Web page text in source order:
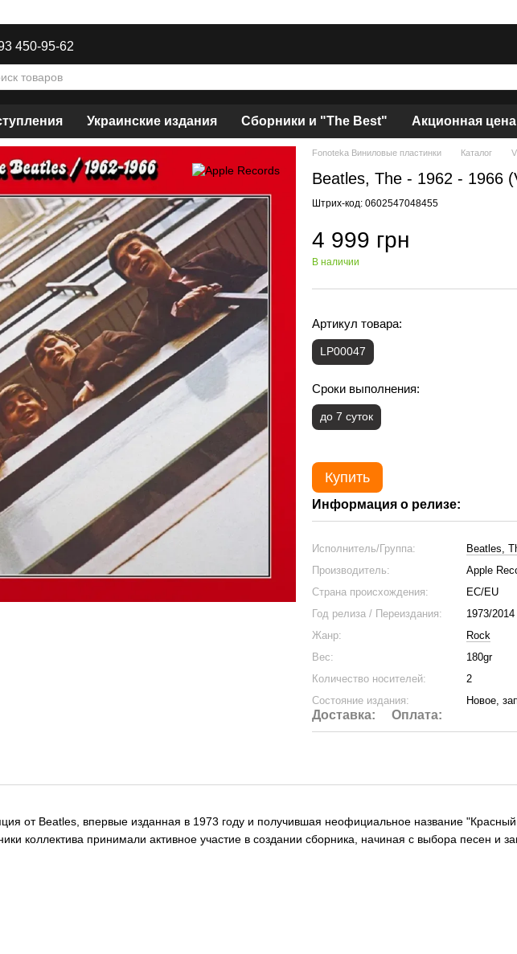
450-95-62
Украинские издания Сборники и "The Best" Акционная цена
Fonoteka Виниловые пластинки Каталог
Beatles, The - 1962 - 1966
Штрих-код: 0602547048455
4 999 грн
В наличии
Артикул товара:
LP00047
Сроки выполнения:
до 7 суток
Купить
Информация о релизе:
Исполнитель/Группа:
Beatles,
Производитель:
Apple
Страна происхождения:
ЕС/EU
Год релиза / Переиздания:
1973/2014
Жанр:
Rock
Вес:
180gr
Количество носителей:
2
Состояние издания:
Новое,
Доставка: Оплата:
от Beatles, впервые изданная в 1973 году и получившая неофициальное название
коллектива принимали активное участие в создании сборника, начиная с выбора песен